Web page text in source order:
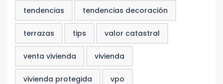
tendencias tendencias decoración
terrazas tips valor catastral
venta vivienda vivienda
vivienda protegida vpo